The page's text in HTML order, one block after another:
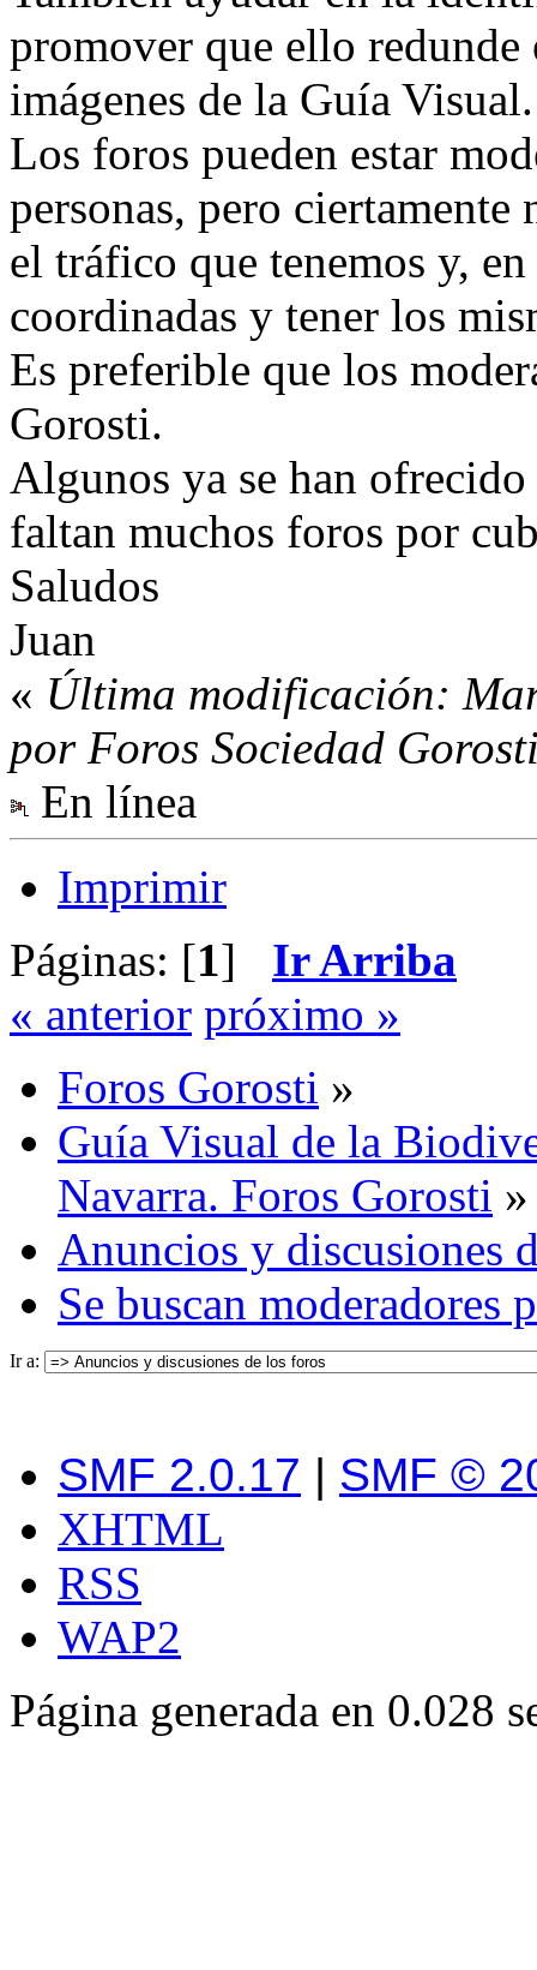
promover que ello redunde
imágenes de la Guía Visual.
Los foros pueden estar
personas, pero ciertamente
el tráfico que tenemos y,
coordinadas y tener los
Es preferible que los
Gorosti.
Algunos ya se han
faltan muchos foros por
Saludos
Juan
« Última modificación:
por Foros Sociedad
En línea
Imprimir
Páginas: [1] Ir Arriba
« anterior próximo »
Foros Gorosti »
Guía Visual de la
Navarra. Foros Gorosti »
Anuncios y discusiones
Se buscan moderadores
Ir a:
SMF 2.0.17 | SMF ©
XHTML
RSS
WAP2
Página generada en 0.028